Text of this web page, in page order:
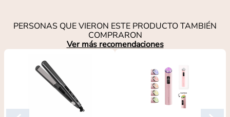
PERSONAS QUE VIERON ESTE PRODUCTO TAMBIÉN
COMPRARON
Ver más recomendaciones